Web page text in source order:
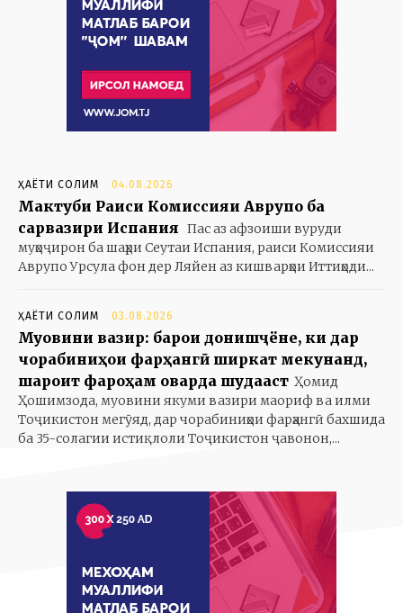
ҲАЁТИ СОЛИМ 04.08.2026
Мактуби Раиси Комиссияи Аврупо ба
сарвазири Испания Пас аз афзоиши вуруди
муҳоҷирон ба шаҳри Сеутаи Испания, раиси Комиссияи
Аврупо Урсула фон дер Ляйен аз кишварҳои Иттиҳоди...
ҲАЁТИ СОЛИМ 03.08.2026
Муовини вазир: барои донишҷӯёне, ки дар
чорабиниҳои фарҳангӣ ширкат мекунанд,
шароит фароҳам оварда шудааст Ҳомид
Ҳошимзода, муовини якуми вазири маориф ва илми
Тоҷикистон мегӯяд, дар чорабиниҳои фарҳангӣ бахшида
ба 35-солагии истиқлоли Тоҷикистон ҷавонон,...